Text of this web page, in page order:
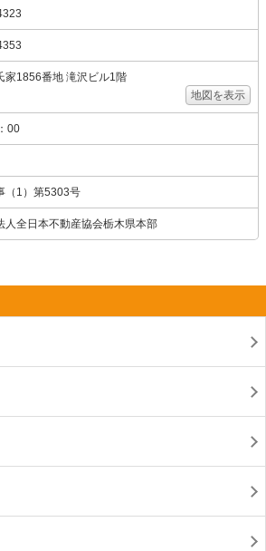
家1856番地 滝沢ビル1階
地図を表示
00
（1）第5303号
人全日本不動産協会栃木県本部